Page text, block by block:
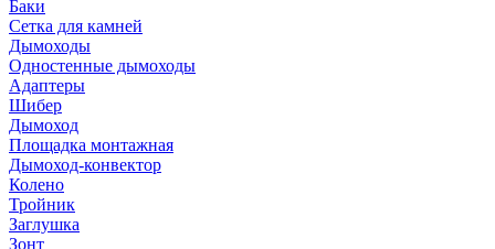
Баки
Сетка для камней
Дымоходы
Одностенные дымоходы
Адаптеры
Шибер
Дымоход
Площадка монтажная
Дымоход-конвектор
Колено
Тройник
Заглушка
Зонт